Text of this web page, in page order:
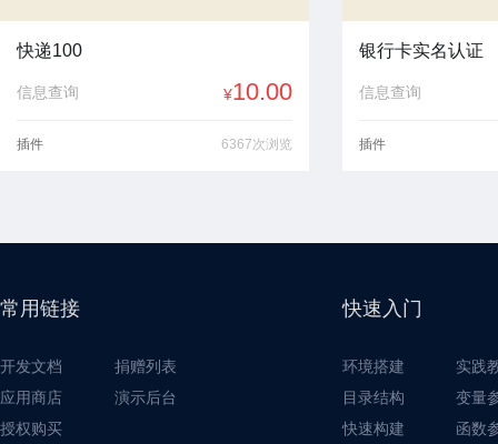
快递100
¥10.00
信息查询
插件 6367次浏览
银行卡实名认证
信息查询
插件
常用链接
开发文档
捐赠列表
应用商店
演示后台
授权购买
快速入门
环境搭建
实践
目录结构
变量
快速构建
函数